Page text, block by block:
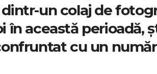
un colaj de
în această perioadă,
cu un